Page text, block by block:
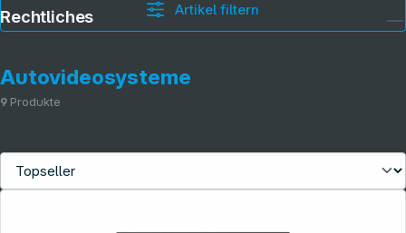
Artikel filtern
Autovideosysteme
9 Produkte
Rechtliches